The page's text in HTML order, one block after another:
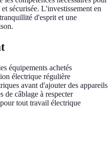
sécurisée. L'investissement en
d'esprit et une
équipements achetés
électrique régulière
avant d'ajouter des appareils
de câblage à respecter
tout travail électrique